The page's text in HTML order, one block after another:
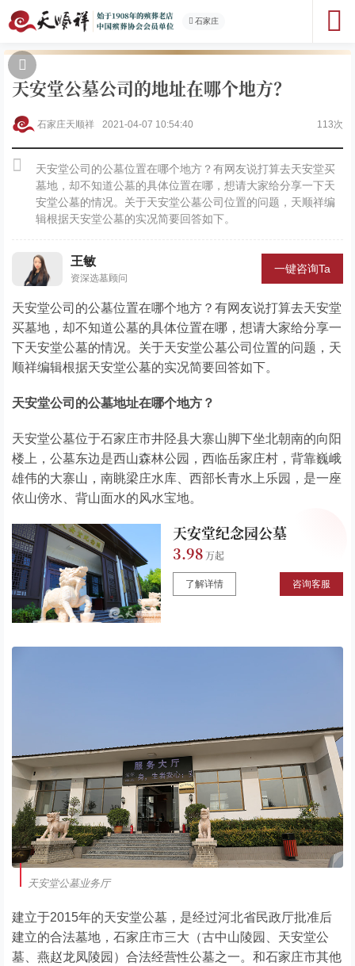
石家庄
天安堂公墓公司的地址在哪个地方？
石家庄天顺祥 2021-04-07 10:54:40 113次
天安堂公司的公墓位置在哪个地方？有网友说打算去天安堂买
墓地，却不知道公墓的具体位置在哪，想请大家给分享一下天
安堂公墓的情况。关于天安堂公墓公司位置的问题，天顺祥编
辑根据天安堂公墓的实况简要回答如下。
王敏
资深选墓顾问
一键咨询Ta
天安堂公司的公墓位置在哪个地方？有网友说打算去天安堂
买墓地，却不知道公墓的具体位置在哪，想请大家给分享一
下天安堂公墓的情况。关于天安堂公墓公司位置的问题，天
顺祥编辑根据天安堂公墓的实况简要回答如下。
天安堂公司的公墓地址在哪个地方？
天安堂公墓位于石家庄市井陉县大寨山脚下坐北朝南的向阳
楼上，公墓东边是西山森林公园，西临岳家庄村，背靠巍峨
雄伟的大寨山，南眺梁庄水库、西部长青水上乐园，是一座
依山傍水、背山面水的风水宝地。
天安堂纪念园公墓
3.98
了解详情 咨询客服
天安堂公墓业务厅
建立于2015年的天安堂公墓，是经过河北省民政厅批准后
建立的合法墓地，石家庄市三大（古中山陵园、天安堂公
墓、燕赵龙凤陵园）合法经营性公墓之一。和石家庄市其他